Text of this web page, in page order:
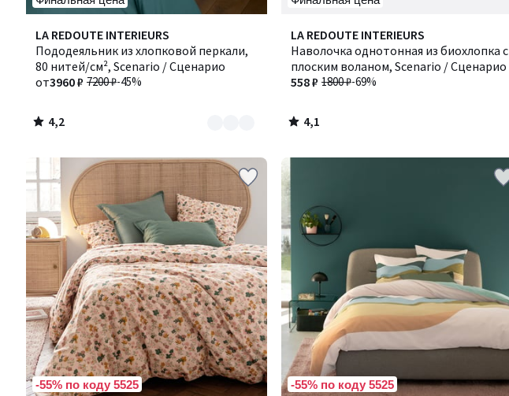
LA REDOUTE INTERIEURS
Пододеяльник из хлопковой перкали,
80 нитей/см², Scenario / Сценарио
7200 ₽-45%
от3960 ₽
4,2
/ 5
Количество
цветов:
3
4,2
/
LA REDOUTE INTERIEURS
Наволочка однотонная из биохлопка с
плоским воланом, Scenario / Сценарио
1800 ₽-69%
558 ₽
4,1
/ 5
4,1
/
-55% по коду 5525 -55% по коду 5525